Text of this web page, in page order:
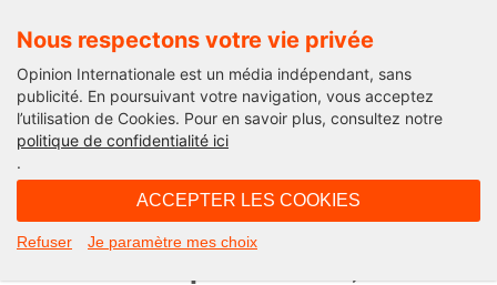
Nous respectons votre vie privée
Opinion Internationale est un média indépendant, sans
publicité. En poursuivant votre navigation, vous acceptez
l’utilisation de Cookies. Pour en savoir plus, consultez notre
politique de confidentialité ici
.
ACCEPTER LES COOKIES
Refuser Je paramètre mes choix
Edito
Non, Monsieur le Recteur de la